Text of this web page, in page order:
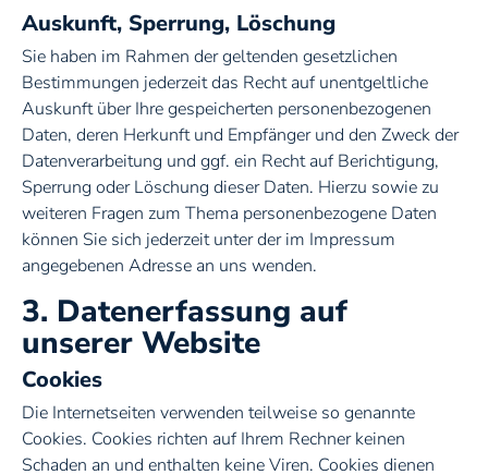
Auskunft, Sperrung, Löschung
Sie haben im Rahmen der geltenden gesetzlichen
Bestimmungen jederzeit das Recht auf unentgeltliche
Auskunft über Ihre gespeicherten personenbezogenen
Daten, deren Herkunft und Empfänger und den Zweck der
Datenverarbeitung und ggf. ein Recht auf Berichtigung,
Sperrung oder Löschung dieser Daten. Hierzu sowie zu
weiteren Fragen zum Thema personenbezogene Daten
können Sie sich jederzeit unter der im Impressum
angegebenen Adresse an uns wenden.
3. Datenerfassung auf
unserer Website
Cookies
Die Internetseiten verwenden teilweise so genannte
Cookies. Cookies richten auf Ihrem Rechner keinen
Schaden an und enthalten keine Viren. Cookies dienen